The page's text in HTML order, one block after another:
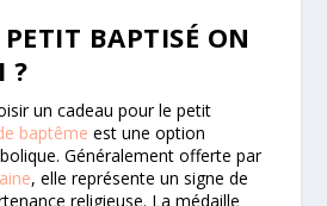
BAPTISÉ ON
?
un cadeau pour le petit
baptême est une option
Généralement offerte par
, elle représente un signe de
religieuse. La médaille